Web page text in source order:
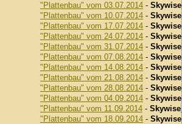
"Plattenbau" vom 03.07.2014 - Skywise
"Plattenbau" vom 10.07.2014 - Skywise
"Plattenbau" vom 17.07.2014 - Skywise
"Plattenbau" vom 24.07.2014 - Skywise
"Plattenbau" vom 31.07.2014 - Skywise
"Plattenbau" vom 07.08.2014 - Skywise
"Plattenbau" vom 14.08.2014 - Skywise
"Plattenbau" vom 21.08.2014 - Skywise
"Plattenbau" vom 28.08.2014 - Skywise
"Plattenbau" vom 04.09.2014 - Skywise
"Plattenbau" vom 11.09.2014 - Skywise
"Plattenbau" vom 18.09.2014 - Skywise